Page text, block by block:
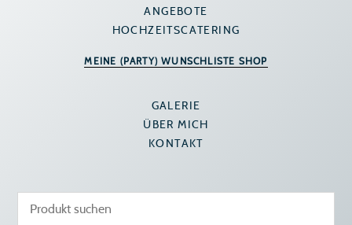
ANGEBOTE
HOCHZEITSCATERING
MEINE (PARTY) WUNSCHLISTE SHOP
GALERIE
ÜBER MICH
KONTAKT